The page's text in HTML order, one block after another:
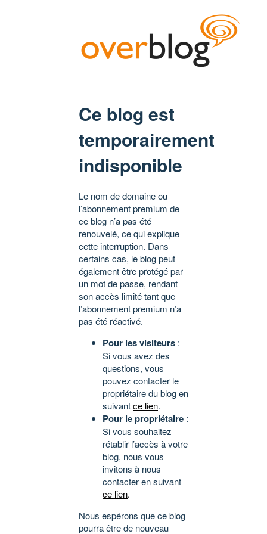
Ce blog est
temporairement
indisponible
Le nom de domaine ou
l’abonnement premium de
ce blog n’a pas été
renouvelé, ce qui explique
cette interruption. Dans
certains cas, le blog peut
également être protégé par
un mot de passe, rendant
son accès limité tant que
l’abonnement premium n’a
pas été réactivé.
Pour les visiteurs :
Si vous avez des
questions, vous
pouvez contacter le
propriétaire du blog en
suivantce lien.
Pour le propriétaire :
Si vous souhaitez
rétablir l’accès à votre
blog, nous vous
invitons à nous
contacter en suivant
ce lien.
Nous espérons que ce blog
pourra être de nouveau